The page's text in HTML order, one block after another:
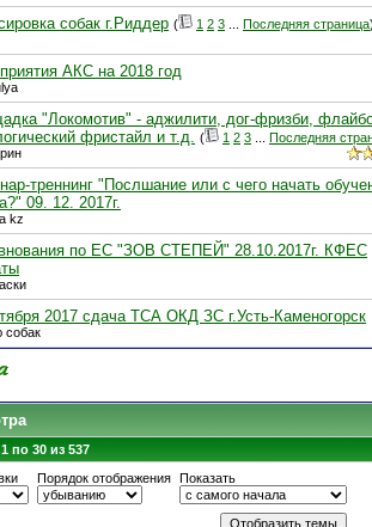
собак г.Риддер ( 1 2 3 Последняя страница
АКС на 2018 год
"Локомотив" - аджилити, дог-фризби,
фристайл и т.д. ( 1 2 3
Последняя
треннинг "Послшание или с чего начать
09. 12. 2017г.
kz
по ЕС "ЗОВ СТЕПЕЙ" 28.10.2017г. КФЕС
2017 сдача ТСА ОКД ЗС г.Усть-Каменогорск
собак
по 30 из 537
Порядок отображения Показать